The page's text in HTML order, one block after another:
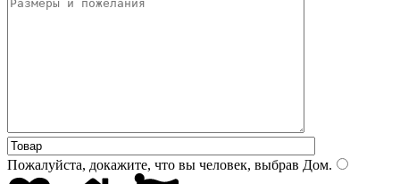
Пожалуйста, докажите, что вы человек, выбрав Дом.